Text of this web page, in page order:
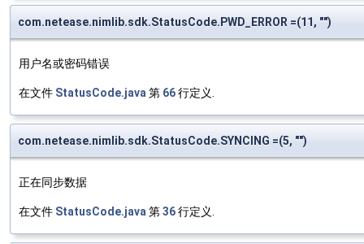
com.netease.nimlib.sdk.StatusCode.PWD_ERROR =(11, "")
用户名或密码错误
在文件 StatusCode.java 第 66行定义.
com.netease.nimlib.sdk.StatusCode.SYNCING =(5, "")
正在同步数据
在文件 StatusCode.java 第36行定义.